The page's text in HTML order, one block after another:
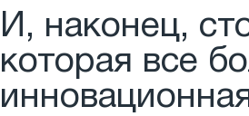
И, наконец,
которая все